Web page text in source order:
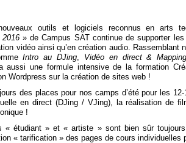
outils et logiciels reconnus en arts
» de Campus SAT continue de supporter
vidéo ainsi qu’en création audio. Rassemblant
Intro au DJing, Vidéo en direct &
aussi une formule intensive de la formation
Wordpress sur la création de sites web !
des places pour nos camps d’été pour les
en direct (DJing / VJing), la réalisation de
!
« étudiant » et « artiste » sont bien sûr
« tarification » des pages de cours individuelles